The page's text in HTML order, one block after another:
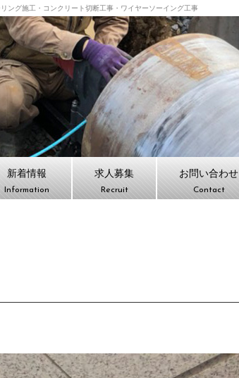
ング施工・コンクリート切断工事・ワイヤーソーイング工事
新着情報
Information
求人募集
Recruit
お問い合わせ
Contact